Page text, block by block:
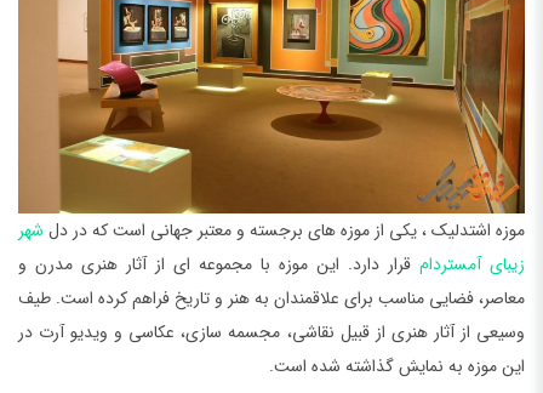
موزه اشتدلیک ، یکی از موزه های برجسته و معتبر جهانی است که در دل شهر
زیبای آمستردام قرار دارد. این موزه با مجموعه ای از آثار هنری مدرن و
معاصر، فضایی مناسب برای علاقمندان به هنر و تاریخ فراهم کرده است. طیف
وسیعی از آثار هنری از قبیل نقاشی، مجسمه سازی، عکاسی و ویدیو آرت در
این موزه به نمایش گذاشته شده است.